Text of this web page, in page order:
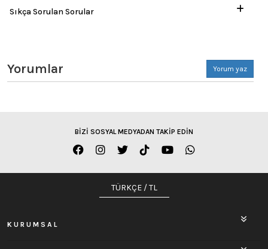
Sıkça Sorulan Sorular
Yorumlar Yorum yaz
BİZİ SOSYAL MEDYADAN TAKİP EDİN
TÜRKÇE / TL
KURUMSAL